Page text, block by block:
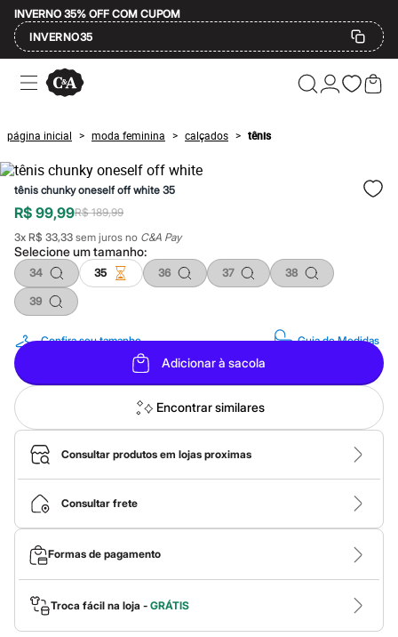
INVERNO 35% OFF COM CUPOM
INVERNO35
Ofertas
Compre por Departamento
Masculino
Infantil
Calçados
Mindse7
Plus Size
Até 20% off
Até 40% off
Até 60% off
A partir de 60% off
Feminino
Em alta
Inverno
Alfaiataria
Novidades
Roupas
Blusas e Camisetas
Básicos
Calças
Casacos e Jaquetas
Jeans
Macacões
Saias
Shorts e Bermudas
Vestidos
Acessórios
Bolsas
Bonés e Chapéus
Bijoux
Cintos
Óculos
Relógios
Calçados
página inicial > moda feminina > calçados > tênis
tênis chunky oneself off white 35
R$ 99,99R$ 189,99
3x R$ 33,33 sem juros no C&A Pay
Selecione umtamanho:
34 35 36 37 38
39
Confira seu tamanho Guia de Medidas
Adicionar à sacola
Encontrar similares
Consultar produtos em lojas proximas
Consultar frete
Formas de pagamento
Troca fácil na loja - GRÁTIS